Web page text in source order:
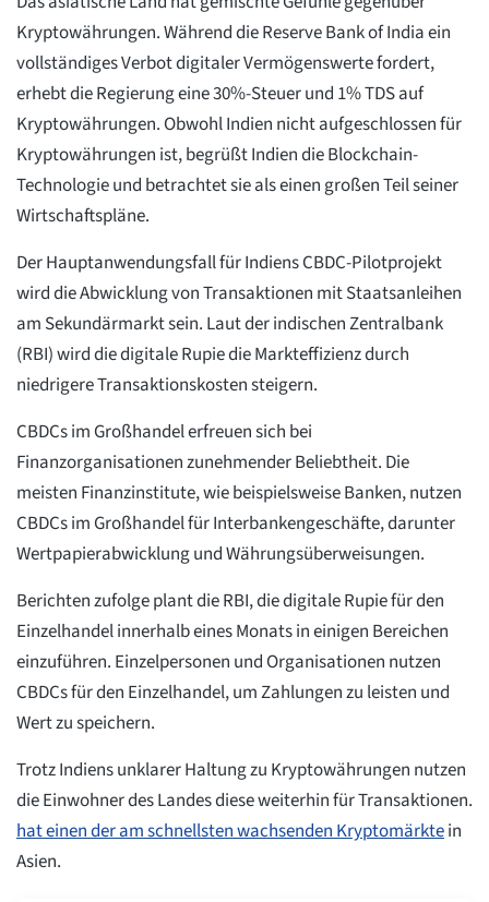
Kryptowährungen. Während die Reserve Bank of India ein
vollständiges Verbot digitaler Vermögenswerte fordert,
erhebt die Regierung eine 30%-Steuer und 1% TDS auf
Kryptowährungen. Obwohl Indien nicht aufgeschlossen für
Kryptowährungen ist, begrüßt Indien die Blockchain-
Technologie und betrachtet sie als einen großen Teil seiner
Wirtschaftspläne.
Der Hauptanwendungsfall für Indiens CBDC-Pilotprojekt
wird die Abwicklung von Transaktionen mit Staatsanleihen
am Sekundärmarkt sein. Laut der indischen Zentralbank
(RBI) wird die digitale Rupie die Markteffizienz durch
niedrigere Transaktionskosten steigern.
CBDCs im Großhandel erfreuen sich bei
Finanzorganisationen zunehmender Beliebtheit. Die
meisten Finanzinstitute, wie beispielsweise Banken, nutzen
CBDCs im Großhandel für Interbankengeschäfte, darunter
Wertpapierabwicklung und Währungsüberweisungen.
Berichten zufolge plant die RBI, die digitale Rupie für den
Einzelhandel innerhalb eines Monats in einigen Bereichen
einzuführen. Einzelpersonen und Organisationen nutzen
CBDCs für den Einzelhandel, um Zahlungen zu leisten und
Wert zu speichern.
Trotz Indiens unklarer Haltung zu Kryptowährungen nutzen
die Einwohner des Landes diese weiterhin für Transaktionen.
hat einen der am schnellsten wachsenden Kryptomärktein
Asien.